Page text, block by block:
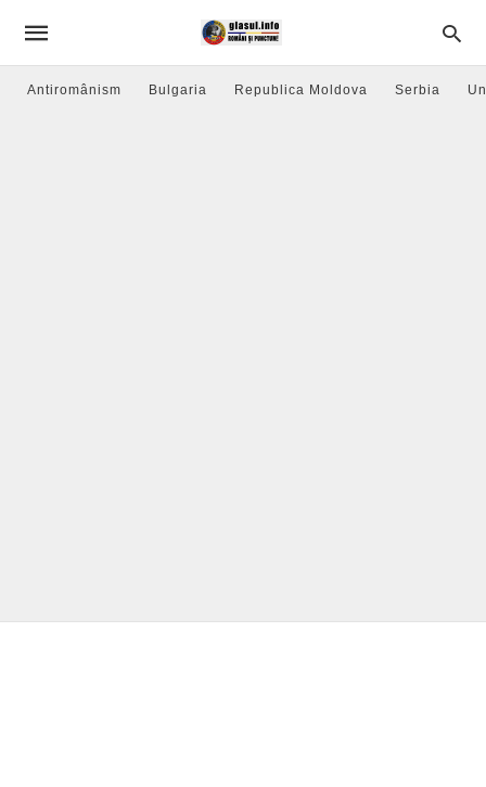
Antiromânism Bulgaria Republica Moldova Serbia